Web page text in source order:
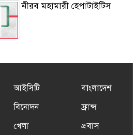
নীরব মহামারী হেপাটাইটিস
এর সম্পূর্ণ বিনামূল্যের সুশি
ফ্রান্সসহ ইউরোপীয় দেশসমূহে
দাবদাহ: কারণ, প্রভাব ও করণীয়
আইসিটি
বিনোদন
খেলা
বাংলাদেশ
ফ্রান্স
প্রবাস